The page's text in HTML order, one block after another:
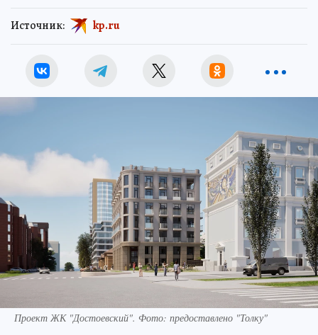
Источник: kp.ru
Проект ЖК "Достоевский". Фото: предоставлено "Толку"